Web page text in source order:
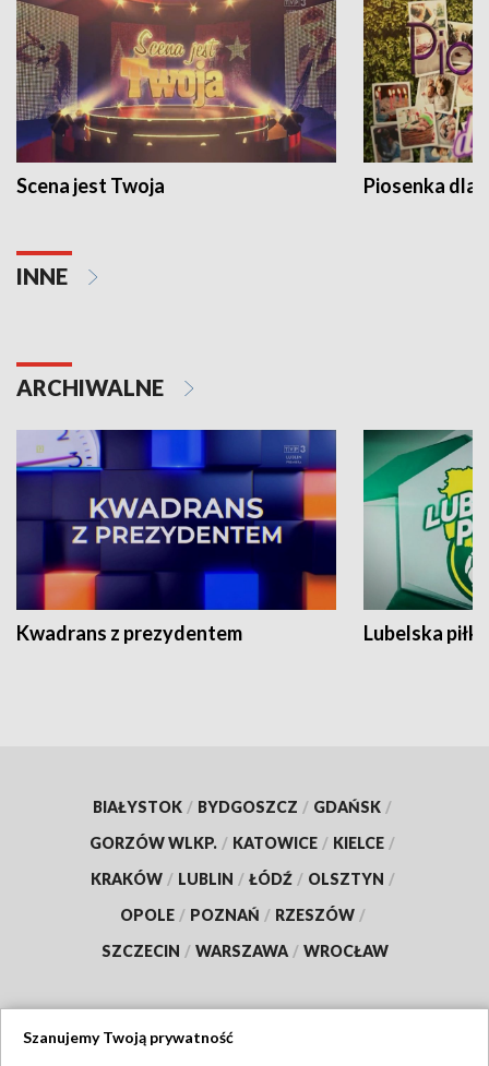
Scena jest Twoja Piosenka dla
INNE
ARCHIWALNE
Kwadrans z prezydentem Lubelska piłka
BIAŁYSTOK / BYDGOSZCZ / GDAŃSK /
GORZÓW WLKP. / KATOWICE / KIELCE /
KRAKÓW / LUBLIN / ŁÓDŹ / OLSZTYN /
OPOLE / POZNAŃ / RZESZÓW /
SZCZECIN / WARSZAWA / WROCŁAW
Szanujemy Twoją prywatność